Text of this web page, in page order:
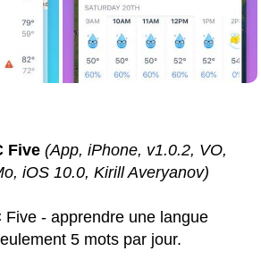
Five (App, iPhone, v1.0.2, VO,
iOS 10.0, Kirill Averyanov)
Five - apprendre une langue
5 mots par jour.